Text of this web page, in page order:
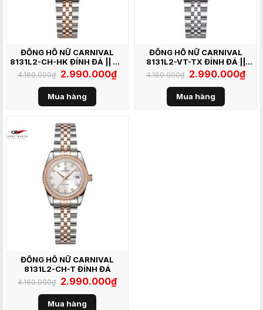
ĐỒNG HỒ NỮ CARNIVAL
8131L2-CH-HK ĐÍNH ĐÁ || XÀ
CỪ HỒNG
4.160.000₫ Giá
gốc
là:
4.160.000₫.
2.990.000₫Giá
hiện
Mua hàng
ĐỒNG HỒ NỮ CARNIVAL
8131L2-VT-TX ĐÍNH ĐÁ ||
XÁM
4.160.000₫ Giá
gốc
là:
4.160.000₫.
2.990.000₫Giá
hiện
Mua hàng
ĐỒNG HỒ NỮ CARNIVAL
8131L2-CH-T ĐÍNH ĐÁ
4.160.000₫ Giá
gốc
là:
4.160.000₫.
2.990.000₫Giá
hiện
Mua hàng